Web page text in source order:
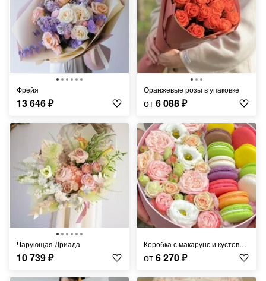
фрейя
13 646₽
Оранжевые розы в упаковке
от6 088₽
Чарующая Дриада
10 739₽
Коробка с макарунс и кустовой розой
от6 270₽